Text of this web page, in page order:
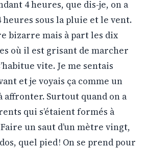
4 heures, que dis-je, on a
sous la pluie et le vent.
bizarre mais à part les dix
où il est grisant de marcher
vite. Je me sentais
et je voyais ça comme un
affronter. Surtout quand on a
qui s’étaient formés à
un saut d’un mètre vingt,
quel pied ! On se prend pour